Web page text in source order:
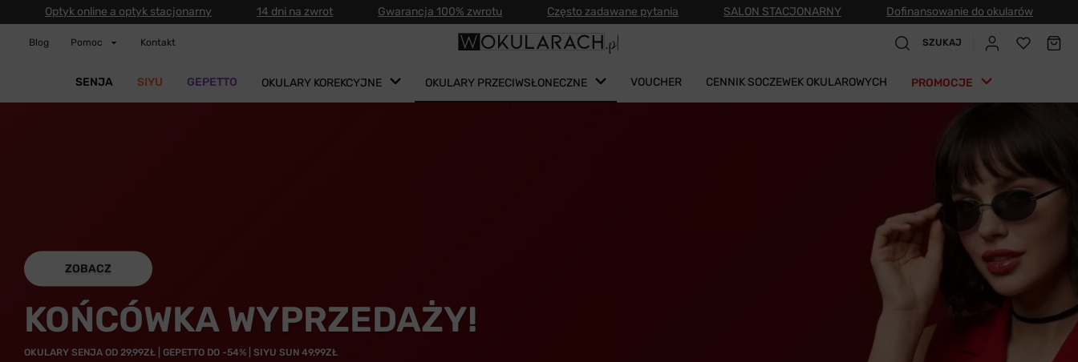
Optyk online a optyk stacjonarny 14 dni na zwrot Gwarancja 100% zwrotu Często zadawane pytania SALON STACJONARNY Dofinansowanie do okularów
Blog Pomoc Kontakt SZUKAJ
SENJA SIYU GEPETTO OKULARY KOREKCYJNE OKULARY PRZECIWSŁONECZNE VOUCHER CENNIK SOCZEWEK OKULAROWYCH PROMOCJE
ZOBACZ
KOŃCÓWKA WYPRZEDAŻY!
OKULARY SENJA OD 29,99ZŁ | GEPETTO DO -54% | SIYU SUN 49,99ZŁ